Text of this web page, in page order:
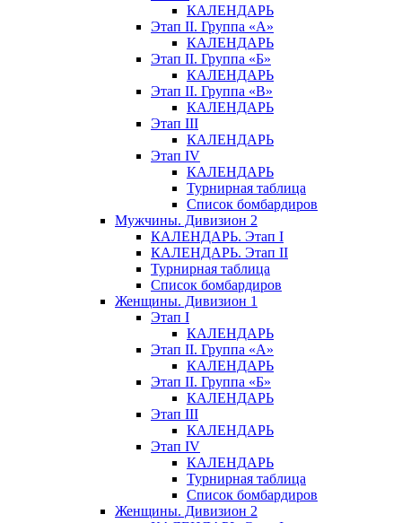
КАЛЕНДАРЬ
Этап II. Группа «А»
КАЛЕНДАРЬ
Этап II. Группа «Б»
КАЛЕНДАРЬ
Этап II. Группа «В»
КАЛЕНДАРЬ
Этап III
КАЛЕНДАРЬ
Этап IV
КАЛЕНДАРЬ
Турнирная таблица
Список бомбардиров
Мужчины. Дивизион 2
КАЛЕНДАРЬ. Этап I
КАЛЕНДАРЬ. Этап II
Турнирная таблица
Список бомбардиров
Женщины. Дивизион 1
Этап I
КАЛЕНДАРЬ
Этап II. Группа «А»
КАЛЕНДАРЬ
Этап II. Группа «Б»
КАЛЕНДАРЬ
Этап III
КАЛЕНДАРЬ
Этап IV
КАЛЕНДАРЬ
Турнирная таблица
Список бомбардиров
Женщины. Дивизион 2